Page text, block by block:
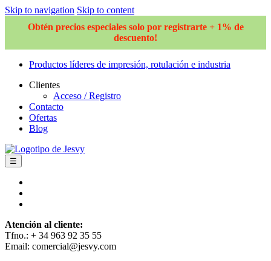
Skip to navigation Skip to content
Obtén precios especiales solo por registrarte + 1% de
descuento!
Productos líderes de impresión, rotulación e industria
Clientes
Acceso / Registro
Contacto
Ofertas
Blog
☰
Atención al cliente:
Tfno.: + 34 963 92 35 55
Email: comercial@jesvy.com